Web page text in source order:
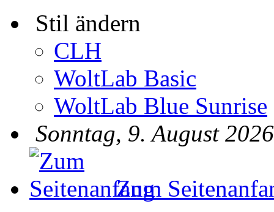
Stil ändern
CLH
WoltLab Basic
WoltLab Blue Sunrise
Sonntag, 9. August
Zum